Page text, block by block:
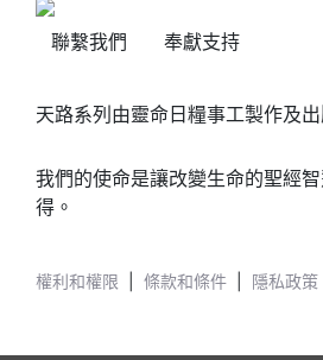
聯繫我們 奉獻支持
天路系列由靈命日糧事工製作及出
我們的使命是讓改變生命的聖經
得。
權利和權限 條款和條件 隱私政策